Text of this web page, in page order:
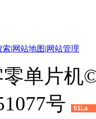
索 网站地图 网站管理
零单片机
号
51La